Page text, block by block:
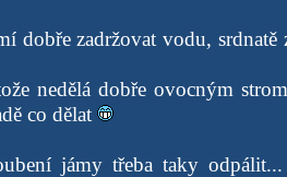
dobře zadržovat vodu, srdnatě
nedělá dobře ovocným
co dělat
jámy třeba taky odpálit...